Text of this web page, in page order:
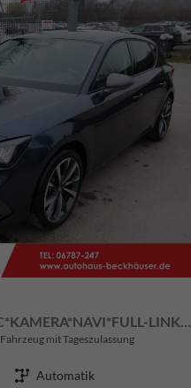
FR 1.5 eTSI DSG DSG*ACC*KAMERA*NAVI*FULL-LINK*LENKRADHEIZUNG*3-ZONE KLIMAAUTOMATIK
Fahrzeug mit Tageszulassung
Getriebe Automatik